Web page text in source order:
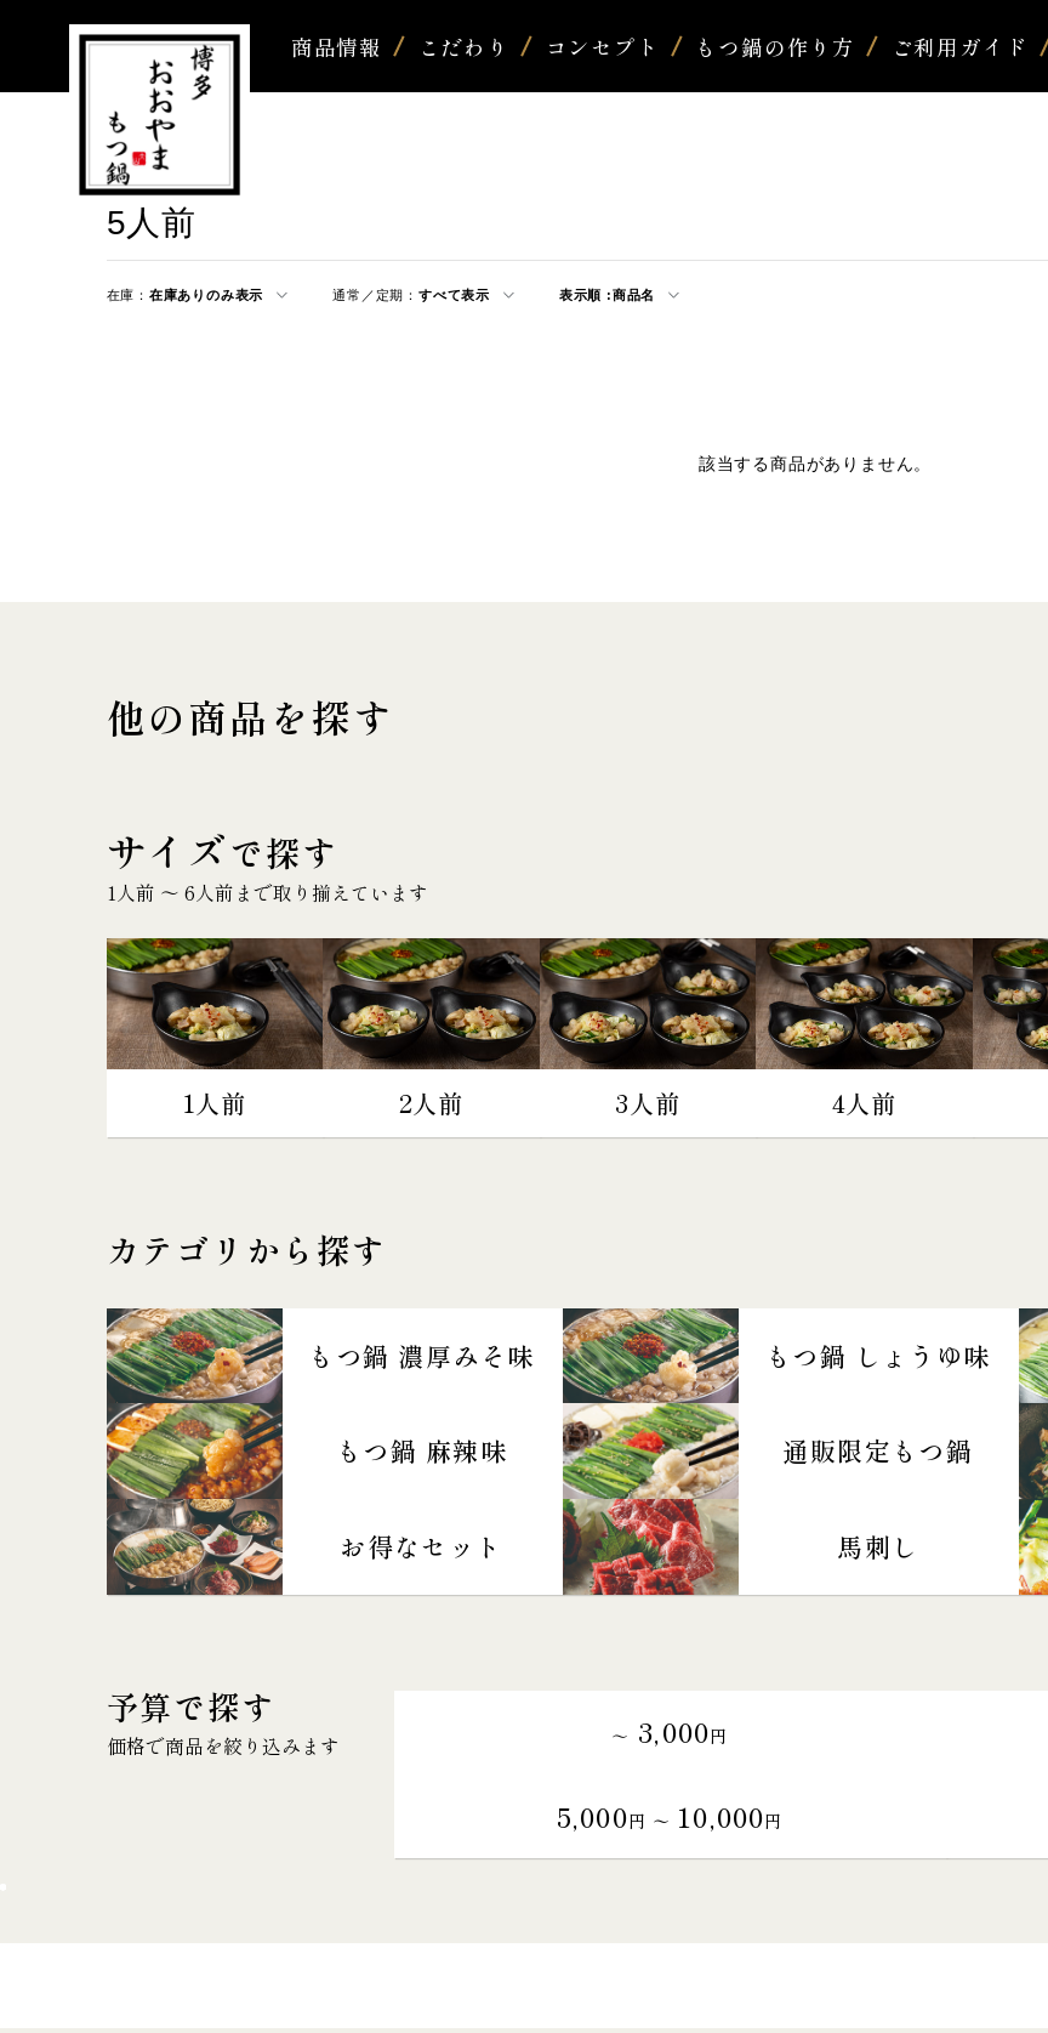
商品情報 こだわり コンセプト もつ鍋の作り方 ご利用ガイド
5人前
在庫： 在庫ありのみ表示 通常／定期： すべて表示 表示順 :商品名
該当する商品がありません。
他の商品を探す
サイズで探す
1人前 〜 6人前まで取り揃えています
1人前 2人前 3人前 4人前
カテゴリから探す
もつ鍋 濃厚みそ味 もつ鍋 しょうゆ味
もつ鍋 麻辣味 通販限定もつ鍋
お得なセット 馬刺し
予算で探す
価格で商品を絞り込みます ～ 3,000円
5,000円 〜 10,000円